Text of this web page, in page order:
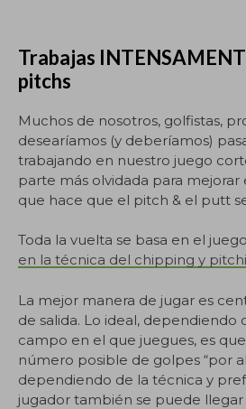
Trabajas
pitchs
Muchos de nosotros, golfistas,
desearíamos (y deberíamos)
trabajando en nuestro juego
parte más olvidada para mejorar
que hace que el pitch & el putt
Toda la vuelta se basa en el
en la técnica del chipping y
La mejor manera de jugar es
de salida. Lo ideal, dependiendo
campo en el que juegues, es
número posible de golpes “por
dependiendo de la técnica y
jugador también se puede